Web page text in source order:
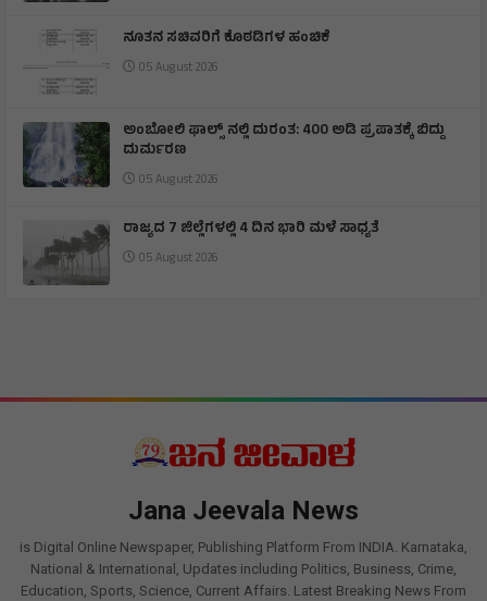
ನೂತನ ಸಚಿವರಿಗೆ ಕೊಠಡಿಗಳ ಹಂಚಿಕೆ
05 August 2026
ಅಂಬೋಲಿ ಫಾಲ್ಸ್ ನಲ್ಲಿ ದುರಂತ: 400 ಅಡಿ ಪ್ರಪಾತಕ್ಕೆ ಬಿದ್ದು
ದುರ್ಮರಣ
05 August 2026
ರಾಜ್ಯದ 7 ಜಿಲ್ಲೆಗಳಲ್ಲಿ 4 ದಿನ ಭಾರಿ ಮಳೆ ಸಾಧ್ಯತೆ
05 August 2026
Jana Jeevala News
is Digital Online Newspaper, Publishing Platform From INDIA. Karnataka,
National & International, Updates including Politics, Business, Crime,
Education, Sports, Science, Current Affairs. Latest Breaking News From